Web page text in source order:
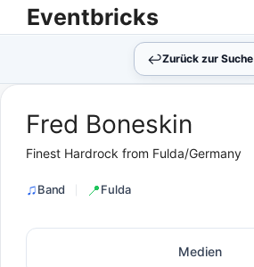
Zum
Inhalt
Eventbricks
↩︎Zurück zur Suche
Fred Boneskin
Finest Hardrock from Fulda/Germany
Band Fulda
Medien